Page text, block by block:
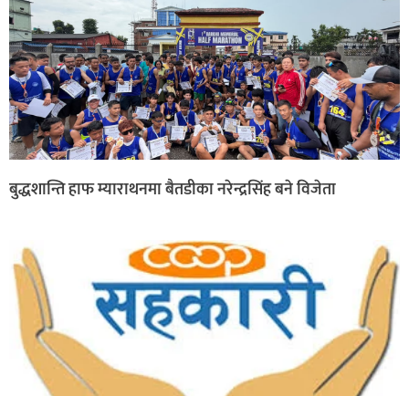
बुद्धशान्ति हाफ म्याराथनमा बैतडीका नरेन्द्रसिंह बने विजेता